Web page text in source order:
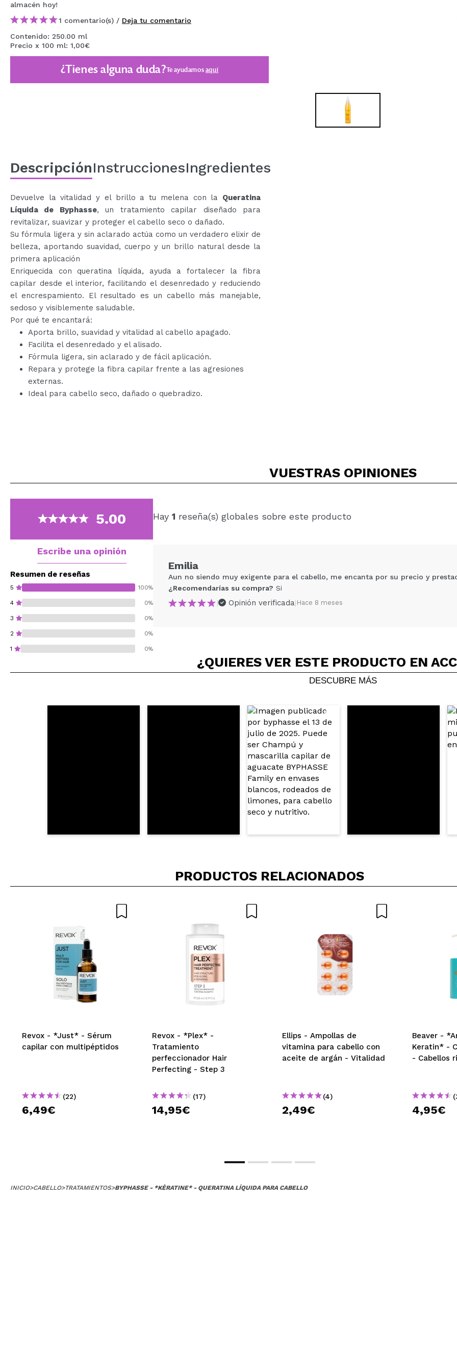
MAQUIFARMA
KOREA ZONE
TRAVEL SIZE
PRÓXIMAMENTE
almacén hoy!
1 comentario(s) / Deja tu comentario
Contenido: 250.00 ml
Precio x 100 ml: 1,00€
¿Tienes alguna duda?Te ayudamosaquí
DescripciónInstruccionesIngredientes
Devuelve la vitalidad y el brillo a tu melena con la Queratina
Líquida de Byphasse, un tratamiento capilar diseñado para
revitalizar, suavizar y proteger el cabello seco o dañado.
Su fórmula ligera y sin aclarado actúa como un verdadero elixir de
belleza, aportando suavidad, cuerpo y un brillo natural desde la
primera aplicación
Enriquecida con queratina líquida, ayuda a fortalecer la fibra
capilar desde el interior, facilitando el desenredado y reduciendo
el encrespamiento. El resultado es un cabello más manejable,
sedoso y visiblemente saludable.
Por qué te encantará:
Aporta brillo, suavidad y vitalidad al cabello apagado.
Facilita el desenredado y el alisado.
Fórmula ligera, sin aclarado y de fácil aplicación.
Repara y protege la fibra capilar frente a las agresiones
externas.
Ideal para cabello seco, dañado o quebradizo.
VUESTRAS OPINIONES
5.00
Escribe una opinión
Resumen de reseñas
5 100%
4 0%
3 0%
2 0%
1 0%
Hay 1 reseña(s) globales sobre este producto
Compartir un vídeo o una foto
Tu vídeo podría ser el primero. Imagínatelo...
¿Recomendarías su compra? Si No 5/5
Emilia
Aun no siendo muy exigente para el cabello, me encanta por su precio y
¿Recomendarías su compra? Si
|
Opinión verificada| Hace 8 meses
¿QUIERES VER ESTE PRODUCTO EN
DESCUBRE MÁS
PRODUCTOS RELACIONADOS
Revox - *Just* - Sérum
capilar con multipéptidos
(22)
6,49€
Revox - *Plex* -
Tratamiento
perfeccionador Hair
Perfecting - Step 3
(17)
14,95€
Ellips - Ampollas de
vitamina para cabello con
aceite de argán - Vitalidad
(4)
2,49€
Beaver -
Keratin* -
- Cabellos
4,95€
INICIO>CABELLO>TRATAMIENTOS>BYPHASSE - *KÈRATINE* - QUERATINA LÍQUIDA PARA CABELLO